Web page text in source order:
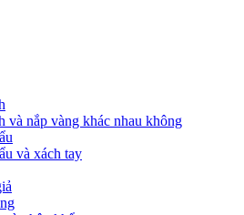
và nắp vàng khác nhau không
và xách tay